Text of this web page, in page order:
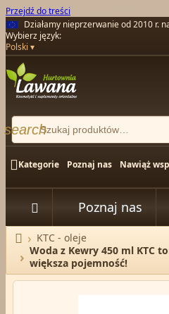
Przejdź do treści
Działamy nieprzerwanie od 2010 r.
Wybierz język:
Polski
search
Kategorie Poznaj nas Nawiąż
 Poznaj nas

Strona główna
KTC - oleje
Woda z Kewry 450 ml KTC
większa pojemność!